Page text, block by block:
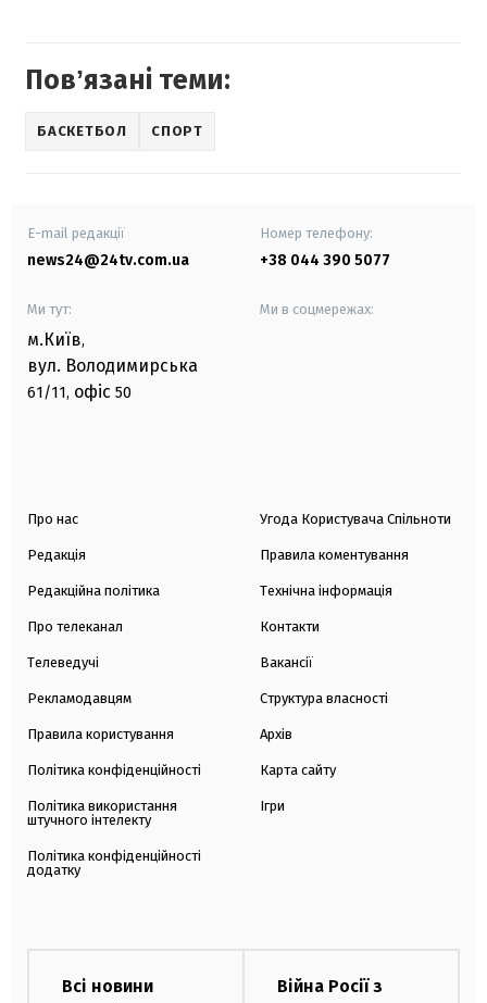
Повʼязані теми:
БАСКЕТБОЛ СПОРТ
E-mail редакції
news24@24tv.com.ua
Номер телефону:
+38 044 390 5077
Ми тут:
м.Київ,
вул. Володимирська
61/11, офіс 50
Ми в соцмережах:
Про нас
Редакція
Редакційна політика
Про телеканал
Телеведучі
Рекламодавцям
Правила користування
Політика конфіденційності
Політика використання
штучного інтелекту
Політика конфіденційності
додатку
Угода Користувача Спільноти
Правила коментування
Технічна інформація
Контакти
Вакансії
Структура власності
Архів
Карта сайту
Ігри
Всі новини
Війна Росії з